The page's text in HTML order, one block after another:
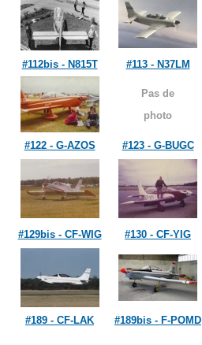
#112bis - N815T #113 - N37LM
Pas de
photo
#122 - G-AZOS #123 - G-BUGC
#129bis - CF-WIG #130 - CF-YIG
#189 - CF-LAK #189bis - F-POMD